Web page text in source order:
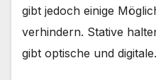
gibt jedoch einige
verhindern. Stative
gibt optische und